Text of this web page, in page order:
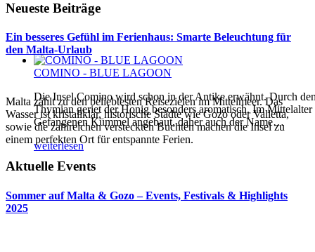
COMINO - BLUE LAGOON
Die Insel Comino wird schon in der Antike erwähnt. Durch
Thymian geriet der Honig besonders aromatisch. Im
Gefangenen Kümmel angebaut, daher auch der Name…
weiterlesen
Neueste Beiträge
Ein besseres Gefühl im Ferienhaus: Smarte Beleuchtung für
den Malta-Urlaub
Malta zählt zu den beliebtesten Reisezielen im Mittelmeer. Das
Wasser ist kristallklar, historische Städte wie Gozo oder Valletta,
sowie die zahlreichen versteckten Buchten machen die Insel zu
einem perfekten Ort für entspannte Ferien.
Aktuelle Events
Sommer auf Malta & Gozo – Events, Festivals & Highlights
2025